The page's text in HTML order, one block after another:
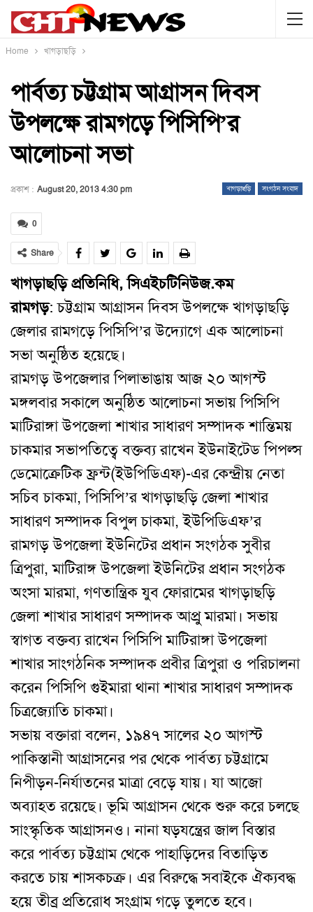
Home খাগড়াছড়ি
পার্বত্য চট্টগ্রাম আগ্রাসন দিবস
উপলক্ষে রামগড়ে পিসিপি’র
আলোচনা সভা
খাগড়াছড়ি সংগঠন সংবাদ
প্রকাশ : August 20, 2013 4:30 pm
0
Share
খাগড়াছড়ি প্রতিনিধি, সিএইচটিনিউজ.কম
রামগড়:চট্টগ্রাম আগ্রাসন দিবস উপলক্ষে খাগড়াছড়ি
জেলার রামগড়ে পিসিপি’র উদ্যোগে এক আলোচনা
সভা অনুষ্ঠিত হয়েছে।
রামগড় উপজেলার পিলাভাঙায় আজ ২০ আগস্ট
মঙ্গলবার সকালে অনুষ্ঠিত আলোচনা সভায় পিসিপি
মাটিরাঙ্গা উপজেলা শাখার সাধারণ সম্পাদক শান্তিময়
চাকমার সভাপতিত্বে বক্তব্য রাখেন ইউনাইটেড পিপল্স
ডেমোক্রেটিক ফ্রন্ট(ইউপিডিএফ)-এর কেন্দ্রীয় নেতা
সচিব চাকমা, পিসিপি’র খাগড়াছড়ি জেলা শাখার
সাধারণ সম্পাদক বিপুল চাকমা, ইউপিডিএফ’র
রামগড় উপজেলা ইউনিটের প্রধান সংগঠক সুবীর
ত্রিপুরা, মাটিরাঙ্গ উপজেলা ইউনিটের প্রধান সংগঠক
অংসা মারমা, গণতান্ত্রিক যুব ফোরামের খাগড়াছড়ি
জেলা শাখার সাধারণ সম্পাদক আপ্রু মারমা। সভায়
স্বাগত বক্তব্য রাখেন পিসিপি মাটিরাঙ্গা উপজেলা
শাখার সাংগঠনিক সম্পাদক প্রবীর ত্রিপুরা ও পরিচালনা
করেন পিসিপি গুইমারা থানা শাখার সাধারণ সম্পাদক
চিত্রজ্যোতি চাকমা।
সভায় বক্তারা বলেন, ১৯৪৭ সালের ২০ আগস্ট
পাকিস্তানী আগ্রাসনের পর থেকে পার্বত্য চট্টগ্রামে
নিপীড়ন-নির্যাতনের মাত্রা বেড়ে যায়। যা আজো
অব্যাহত রয়েছে। ভূমি আগ্রাসন থেকে শুরু করে চলছে
সাংস্কৃতিক আগ্রাসনও। নানা ষড়যন্ত্রের জাল বিস্তার
করে পার্বত্য চট্টগ্রাম থেকে পাহাড়িদের বিতাড়িত
করতে চায় শাসকচক্র। এর বিরুদ্ধে সবাইকে ঐক্যবদ্ধ
হয়ে তীব্র প্রতিরোধ সংগ্রাম গড়ে তুলতে হবে।